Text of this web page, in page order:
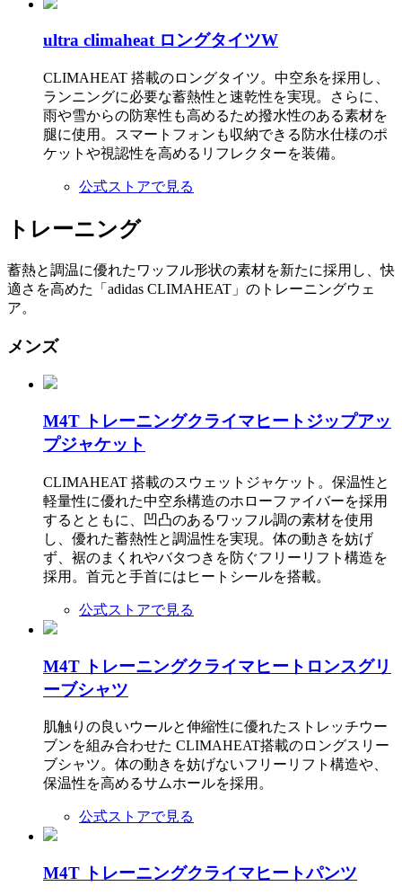
ultra climaheat ロングタイツW
CLIMAHEAT 搭載のロングタイツ。中空糸を採用し、
ランニングに必要な蓄熱性と速乾性を実現。さらに、
雨や雪からの防寒性も高めるため撥水性のある素材を
腿に使用。スマートフォンも収納できる防水仕様のポ
ケットや視認性を高めるリフレクターを装備。
公式ストアで見る
トレーニング
蓄熱と調温に優れたワッフル形状の素材を新たに採用し、快
適さを高めた「adidas CLIMAHEAT」のトレーニングウェ
ア。
メンズ
M4T トレーニングクライマヒートジップアッ
プジャケット
CLIMAHEAT 搭載のスウェットジャケット。保温性と
軽量性に優れた中空糸構造のホローファイバーを採用
するとともに、凹凸のあるワッフル調の素材を使用
し、優れた蓄熱性と調温性を実現。体の動きを妨げ
ず、裾のまくれやバタつきを防ぐフリーリフト構造を
採用。首元と手首にはヒートシールを搭載。
公式ストアで見る
M4T トレーニングクライマヒートロンスグリ
ーブシャツ
肌触りの良いウールと伸縮性に優れたストレッチウー
ブンを組み合わせた CLIMAHEAT搭載のロングスリー
ブシャツ。体の動きを妨げないフリーリフト構造や、
保温性を高めるサムホールを採用。
公式ストアで見る
M4T トレーニングクライマヒートパンツ